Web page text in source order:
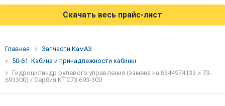
Скачать весь прайс-лист
Главная
Запчасти КамАЗ
50-61. Кабина и принадлежности кабины
Гидроцилиндр рулевого управления (замена на 8344974133 и 73-
693300) / Сербия КТС73.693-300